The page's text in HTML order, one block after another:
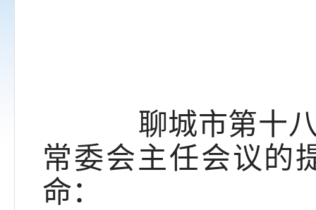
聊城市第十八届
常委会主任会议的
命：